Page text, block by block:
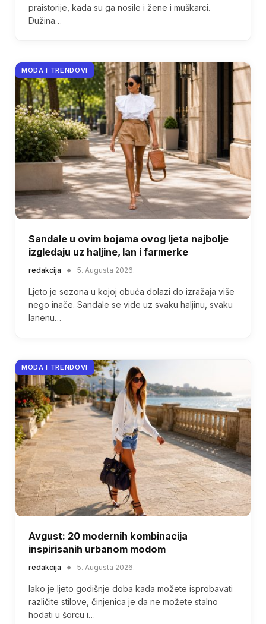
praistorije, kada su ga nosile i žene i muškarci.
Dužina…
MODA I TRENDOVI
Sandale u ovim bojama ovog ljeta najbolje
izgledaju uz haljine, lan i farmerke
redakcija 5. Augusta 2026.
Ljeto je sezona u kojoj obuća dolazi do izražaja više
nego inače. Sandale se vide uz svaku haljinu, svaku
lanenu…
MODA I TRENDOVI
Avgust: 20 modernih kombinacija
inspirisanih urbanom modom
redakcija 5. Augusta 2026.
Iako je ljeto godišnje doba kada možete isprobavati
različite stilove, činjenica je da ne možete stalno
hodati u šorcu i…